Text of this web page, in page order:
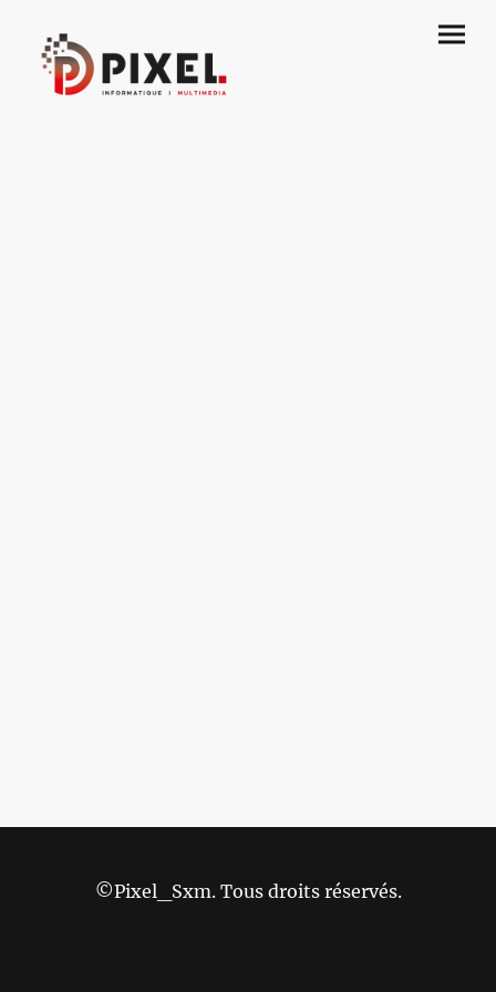
©Pixel_Sxm. Tous droits réservés.